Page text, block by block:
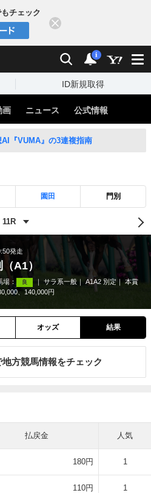
チェック
検索 通知
i
ID新規取得
画 ニュース 公式情報
AI『VUMA』の3連複指南
園田 門別
発走
A1）
場： 良 サラ系一般 A1A2 別定
本賞
、140,000円
オッズ 結果
方競馬情報をチェック
払戻金 人気
180円 1
110円 1